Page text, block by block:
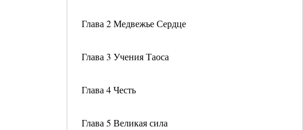
Глава 2 Медвежье Сердце
Глава 3 Учения Таоса
Глава 4 Честь
Глава 5 Великая сила